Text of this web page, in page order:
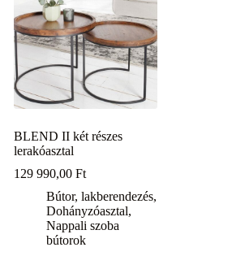
BLEND II két részes
lerakóasztal
129 990,00Ft
Bútor, lakberendezés,
Dohányzóasztal,
Nappali szoba
bútorok